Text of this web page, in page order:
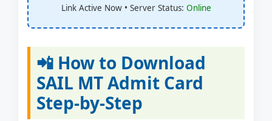
Link Active Now • Server Status: Online
📲 How to Download
SAIL MT Admit Card
Step-by-Step